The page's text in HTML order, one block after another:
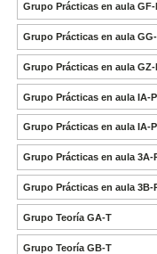
Grupo Prácticas en aula GF-
Grupo Prácticas en aula
Grupo Prácticas en aula GZ-
Grupo Prácticas en aula IA-
Grupo Prácticas en aula IA-
Grupo Prácticas en aula 3A-
Grupo Prácticas en aula 3B-
Grupo Teoría GA-T
Grupo Teoría GB-T